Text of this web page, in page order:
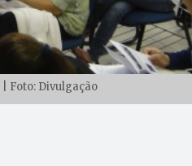
Foto: Divulgação